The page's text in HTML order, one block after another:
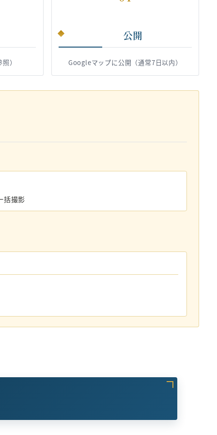
）
公開
Googleマップに公開（通常7日以内）
括撮影